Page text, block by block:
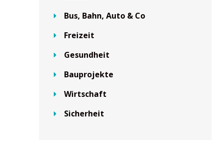
Bus, Bahn, Auto & Co
Freizeit
Gesundheit
Bauprojekte
Wirtschaft
Sicherheit